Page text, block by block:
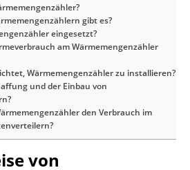
gibt es?
eingesetzt?
am Wärmemengenzähler
Wärmemengenzähler zu installieren?
und der Einbau von
den Verbrauch im
von